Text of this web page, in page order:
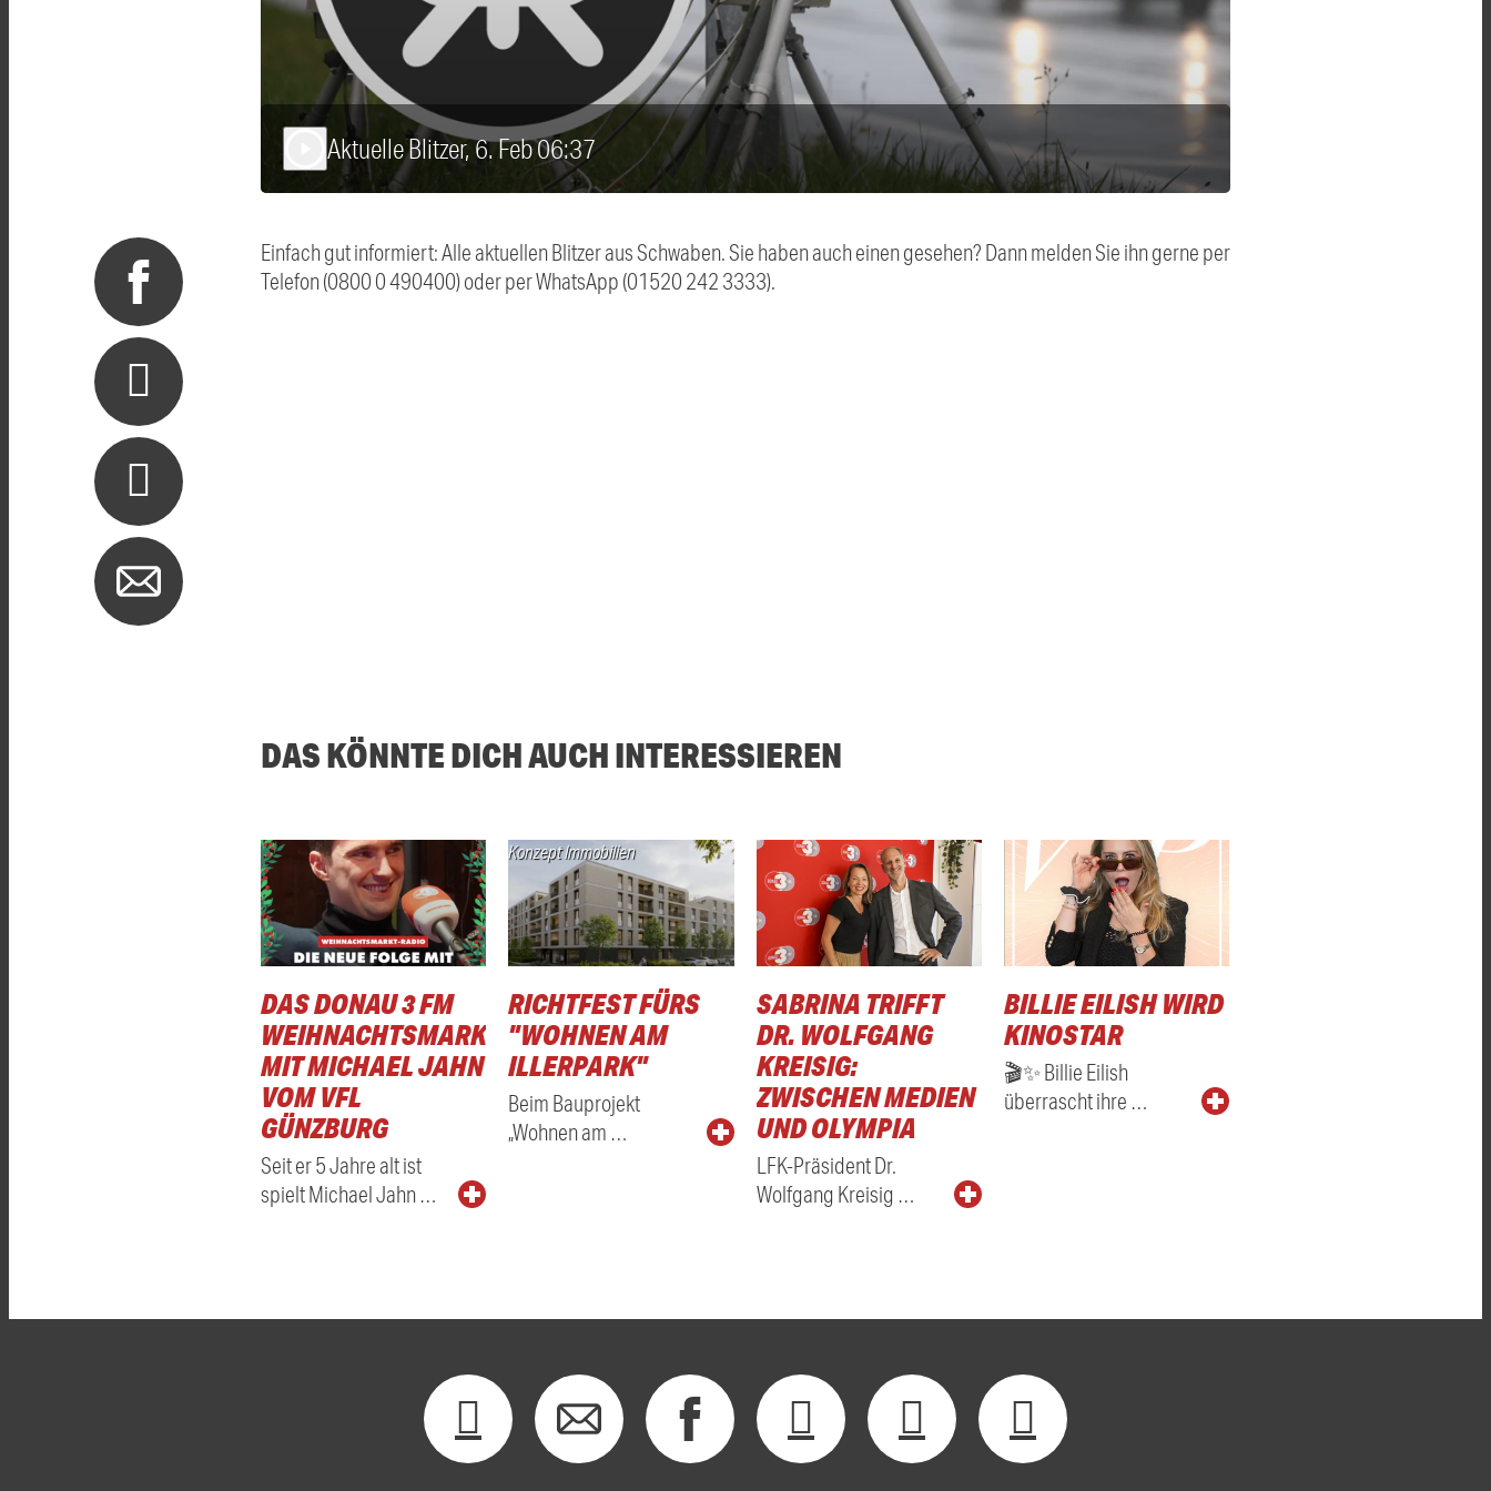
Aktuelle Blitzer, 6. Feb 06:37
Einfach gut informiert: Alle aktuellen Blitzer aus Schwaben. Sie haben auch einen gesehen? Dann melden Sie ihn gerne per
Telefon (0800 0 490400) oder per WhatsApp (01520 242 3333).
DAS KÖNNTE DICH AUCH INTERESSIEREN
DAS DONAU 3 FM
WEIHNACHTSMARKTRADIO
MIT MICHAEL JAHN
VOM VFL
GÜNZBURG
Seit er 5 Jahre alt ist
spielt Michael Jahn …
Konzept Immobilien
RICHTFEST FÜRS
"WOHNEN AM
ILLERPARK"
Beim Bauprojekt
„Wohnen am …
SABRINA TRIFFT
DR. WOLFGANG
KREISIG:
ZWISCHEN MEDIEN
UND OLYMPIA
LFK-Präsident Dr.
Wolfgang Kreisig …
BILLIE EILISH WIRD
KINOSTAR
🎬✨ Billie Eilish
überrascht ihre …